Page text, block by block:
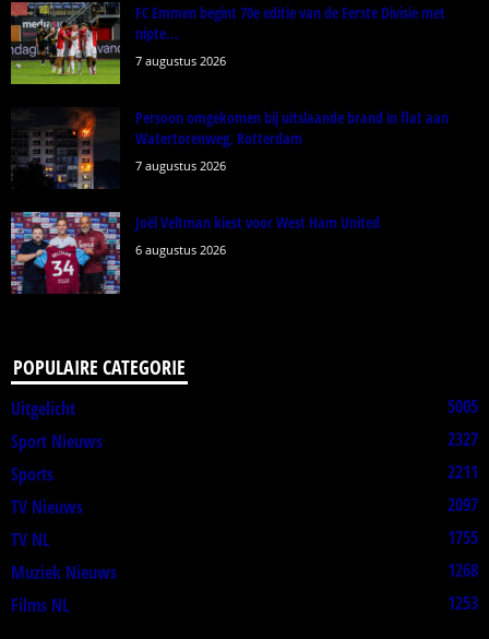
FC Emmen begint 70e editie van de Eerste Divisie met
nipte...
7 augustus 2026
Persoon omgekomen bij uitslaande brand in flat aan
Watertorenweg, Rotterdam
7 augustus 2026
Joël Veltman kiest voor West Ham United
6 augustus 2026
POPULAIRE CATEGORIE
Uitgelicht
5005
Sport Nieuws
2327
Sports
2211
TV Nieuws
2097
TV NL
1755
Muziek Nieuws
1268
Films NL
1253